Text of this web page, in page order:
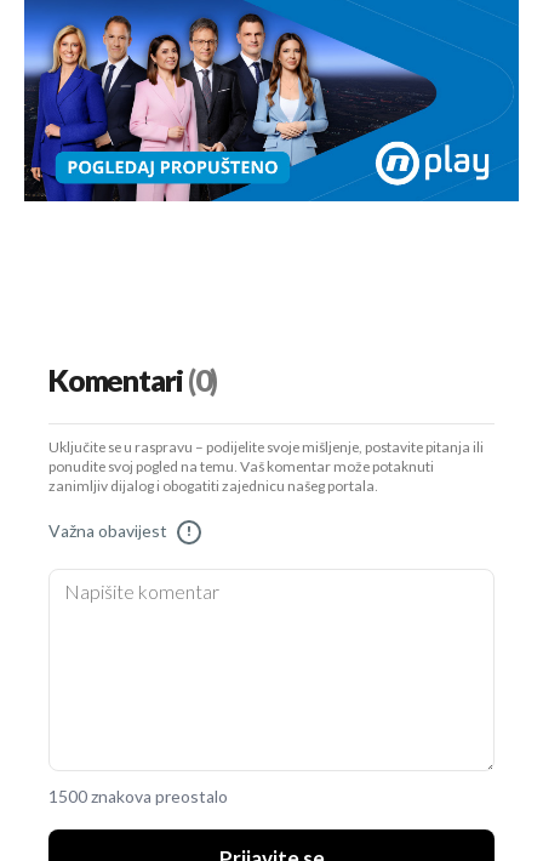
Komentari(0)
Uključite se u raspravu – podijelite svoje mišljenje, postavite pitanja ili
ponudite svoj pogled na temu. Vaš komentar može potaknuti
zanimljiv dijalog i obogatiti zajednicu našeg portala.
Važna obavijest !
1500 znakova preostalo
UKLJUČITE NOTIFIKACIJE